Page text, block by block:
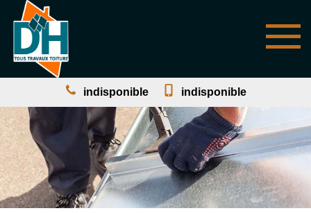
indisponible indisponible